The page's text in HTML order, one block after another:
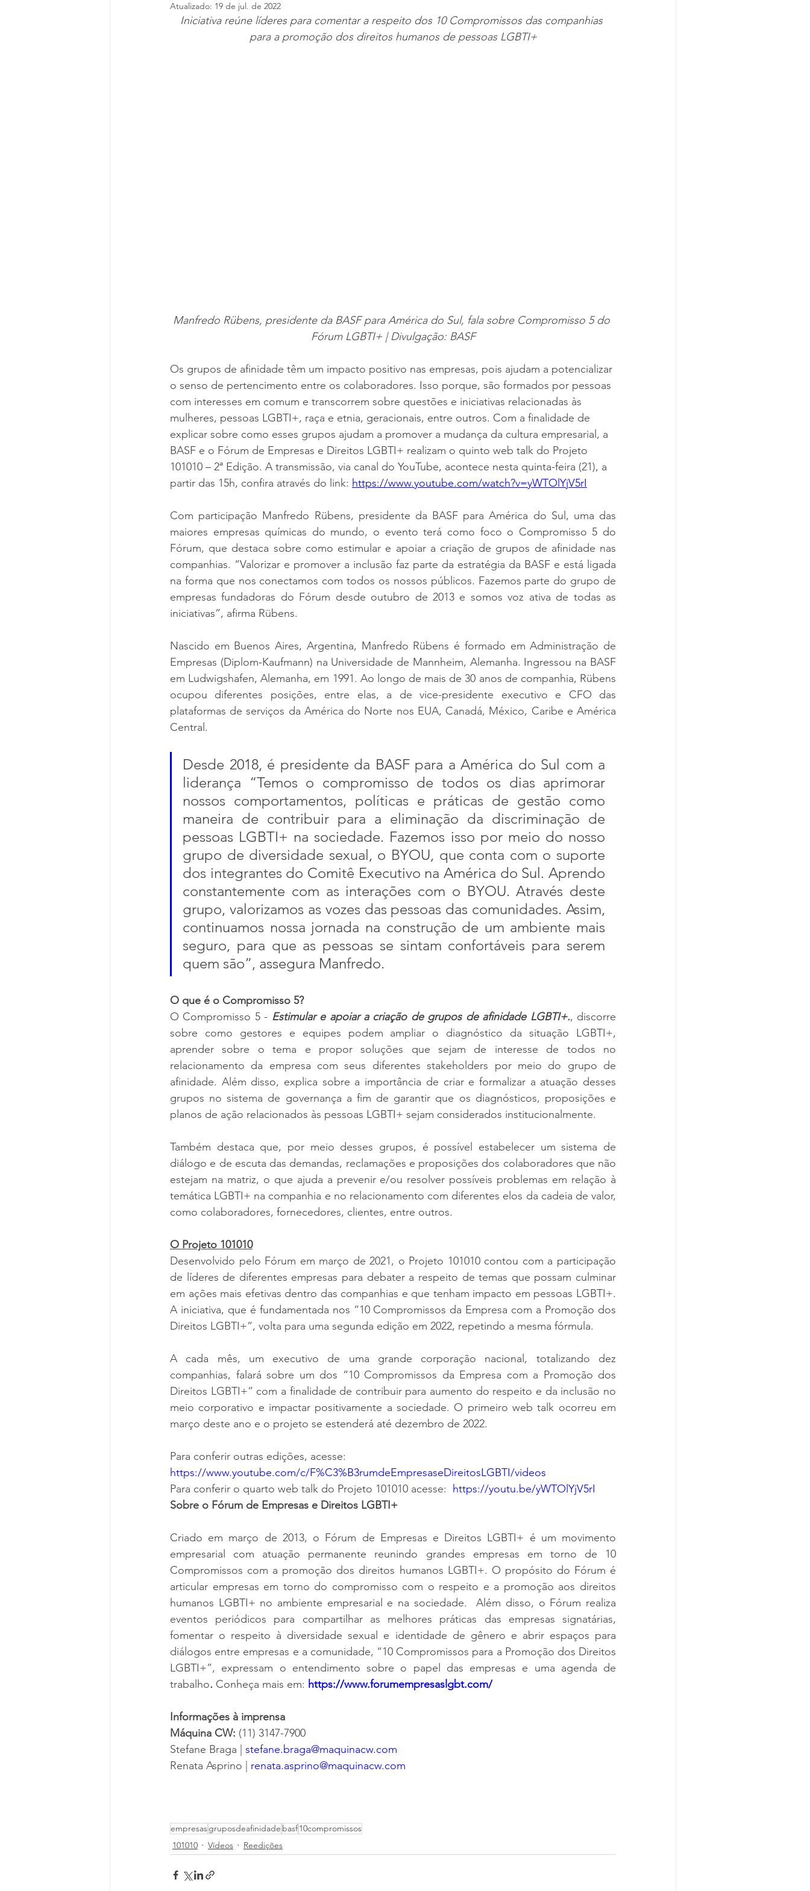
Atualizado: 19 de jul. de 2022
Iniciativa reúne líderes para comentar a respeito dos 10 Compromissos das companhias
para a promoção dos direitos humanos de pessoas LGBTI+
Manfredo Rübens, presidente da BASF para América do Sul, fala sobre Compromisso 5 do
Fórum LGBTI+ | Divulgação: BASF
Os grupos de afinidade têm um impacto positivo nas empresas, pois ajudam a potencializar
o senso de pertencimento entre os colaboradores. Isso porque, são formados por pessoas
com interesses em comum e transcorrem sobre questões e iniciativas relacionadas às
mulheres, pessoas LGBTI+, raça e etnia, geracionais, entre outros. Com a finalidade de
explicar sobre como esses grupos ajudam a promover a mudança da cultura empresarial, a
BASF e o Fórum de Empresas e Direitos LGBTI+ realizam o quinto web talk do Projeto
101010 – 2ª Edição. A transmissão, via canal do YouTube, acontece nesta quinta-feira (21), a
partir das 15h, confira através do link: https://www.youtube.com/watch?v=yWTOlYjV5rI
Com participação Manfredo Rübens, presidente da BASF para América do Sul, uma das
maiores empresas químicas do mundo, o evento terá como foco o Compromisso 5 do
Fórum, que destaca sobre como estimular e apoiar a criação de grupos de afinidade nas
companhias. “Valorizar e promover a inclusão faz parte da estratégia da BASF e está ligada
na forma que nos conectamos com todos os nossos públicos. Fazemos parte do grupo de
empresas fundadoras do Fórum desde outubro de 2013 e somos voz ativa de todas as
iniciativas”, afirma Rübens.
Nascido em Buenos Aires, Argentina, Manfredo Rübens é formado em Administração de
Empresas (Diplom-Kaufmann) na Universidade de Mannheim, Alemanha. Ingressou na BASF
em Ludwigshafen, Alemanha, em 1991. Ao longo de mais de 30 anos de companhia, Rübens
ocupou diferentes posições, entre elas, a de vice-presidente executivo e CFO das
plataformas de serviços da América do Norte nos EUA, Canadá, México, Caribe e América
Central.
Desde 2018, é presidente da BASF para a América do Sul com a
liderança “Temos o compromisso de todos os dias aprimorar
nossos comportamentos, políticas e práticas de gestão como
maneira de contribuir para a eliminação da discriminação de
pessoas LGBTI+ na sociedade. Fazemos isso por meio do nosso
grupo de diversidade sexual, o BYOU, que conta com o suporte
dos integrantes do Comitê Executivo na América do Sul. Aprendo
constantemente com as interações com o BYOU. Através deste
grupo, valorizamos as vozes das pessoas das comunidades. Assim,
continuamos nossa jornada na construção de um ambiente mais
seguro, para que as pessoas se sintam confortáveis para serem
quem são”, assegura Manfredo.
O que é o Compromisso 5?
O Compromisso 5 - Estimular e apoiar a criação de grupos de afinidade LGBTI+., discorre
sobre como gestores e equipes podem ampliar o diagnóstico da situação LGBTI+,
aprender sobre o tema e propor soluções que sejam de interesse de todos no
relacionamento da empresa com seus diferentes stakeholders por meio do grupo de
afinidade. Além disso, explica sobre a importância de criar e formalizar a atuação desses
grupos no sistema de governança a fim de garantir que os diagnósticos, proposições e
planos de ação relacionados às pessoas LGBTI+ sejam considerados institucionalmente.
Também destaca que, por meio desses grupos, é possível estabelecer um sistema de
diálogo e de escuta das demandas, reclamações e proposições dos colaboradores que não
estejam na matriz, o que ajuda a prevenir e/ou resolver possíveis problemas em relação à
temática LGBTI+ na companhia e no relacionamento com diferentes elos da cadeia de valor,
como colaboradores, fornecedores, clientes, entre outros.
O Projeto 101010
Desenvolvido pelo Fórum em março de 2021, o Projeto 101010 contou com a participação
de líderes de diferentes empresas para debater a respeito de temas que possam culminar
em ações mais efetivas dentro das companhias e que tenham impacto em pessoas LGBTI+.
A iniciativa, que é fundamentada nos “10 Compromissos da Empresa com a Promoção dos
Direitos LGBTI+”, volta para uma segunda edição em 2022, repetindo a mesma fórmula.
A cada mês, um executivo de uma grande corporação nacional, totalizando dez
companhias, falará sobre um dos “10 Compromissos da Empresa com a Promoção dos
Direitos LGBTI+” com a finalidade de contribuir para aumento do respeito e da inclusão no
meio corporativo e impactar positivamente a sociedade. O primeiro web talk ocorreu em
março deste ano e o projeto se estenderá até dezembro de 2022.
Para conferir outras edições, acesse:
https://www.youtube.com/c/F%C3%B3rumdeEmpresaseDireitosLGBTI/videos
Para conferir o quarto web talk do Projeto 101010 acesse:
https://youtu.be/yWTOlYjV5rI
Sobre o Fórum de Empresas e Direitos LGBTI+
Criado em março de 2013, o Fórum de Empresas e Direitos LGBTI+ é um movimento
empresarial com atuação permanente reunindo grandes empresas em torno de 10
Compromissos com a promoção dos direitos humanos LGBTI+. O propósito do Fórum é
articular empresas em torno do compromisso com o respeito e a promoção aos direitos
humanos LGBTI+ no ambiente empresarial e na sociedade.  Além disso, o Fórum realiza
eventos periódicos para compartilhar as melhores práticas das empresas signatárias,
fomentar o respeito à diversidade sexual e identidade de gênero e abrir espaços para
diálogos entre empresas e a comunidade, “10 Compromissos para a Promoção dos Direitos
LGBTI+”, expressam o entendimento sobre o papel das empresas e uma agenda de
trabalho. Conheça mais em: https://www.forumempresaslgbt.com/
Informações à imprensa
Máquina CW: (11) 3147-7900
Stefane Braga | stefane.braga@maquinacw.com
Renata Asprino | renata.asprino@maquinacw.com
empresasgruposdeafinidade basf10compromissos
101010
Vídeos Reedições